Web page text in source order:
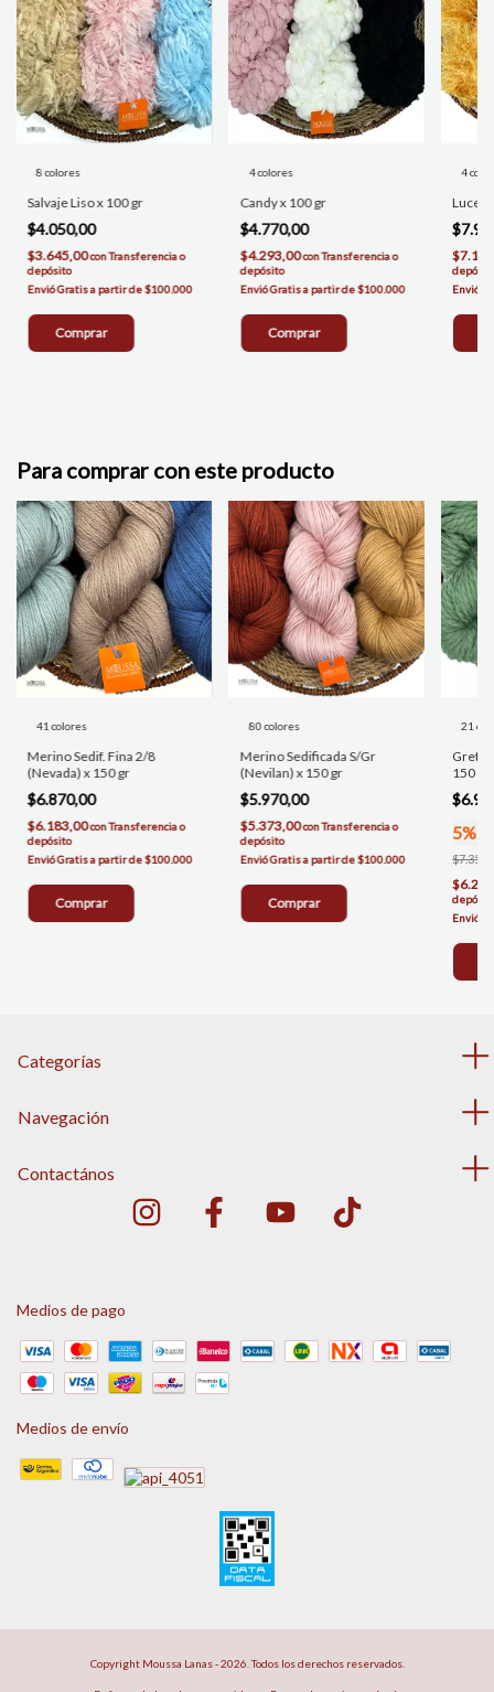
8 colores
Salvaje Liso x 100 gr
$4.050,00
$3.645,00conTransferencia o
depósito
Comprar
4 colores
Candy x 100 gr
$4.770,00
$4.293,00conTransferencia o
depósito
Comprar
4
Para comprar con este producto
41 colores
Merino Sedif. Fina 2/8
(Nevada) x 150 gr
$6.870,00
$6.183,00conTransferencia o
depósito
Comprar
80 colores
Merino Sedificada S/Gr
(Nevilan) x 150 gr
$5.970,00
$5.373,00conTransferencia o
depósito
Comprar
21
Greta
150 gr
5%
Categorías
Navegación
Contactános
Medios de pago
Medios de envío
Copyright Moussa Lanas - 2026. Todos los derechos reservados.